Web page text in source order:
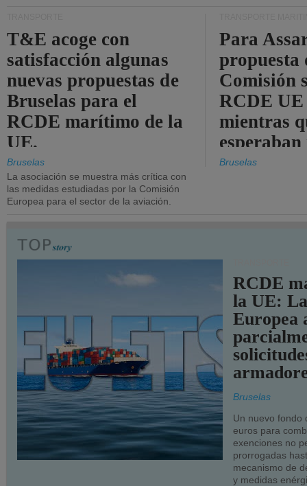
T&E acoge con
satisfacción algunas
nuevas propuestas de
Bruselas para el
RCDE marítimo de la
UE.
Bruselas
La asociación se muestra más crítica con
las medidas estudiadas por la Comisión
Europea para el sector de la aviación.
Para
propuesta
Comisión
RCDE
mientras
más
Bruselas
RCDE
la UE:
Europea
Bruselas
Un nuevo fondo
euros para
exenciones no
prorrogadas
mecanismo de
y medidas